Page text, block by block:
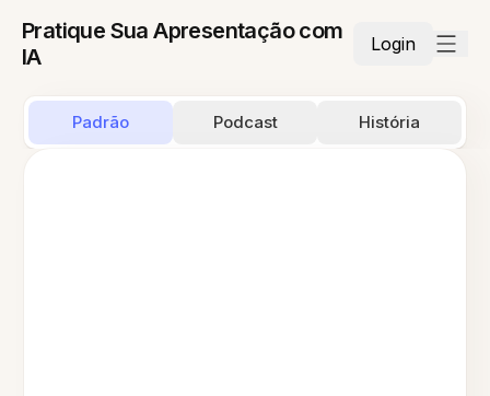
Pratique Sua Apresentação com
IA
Login
Padrão Podcast História